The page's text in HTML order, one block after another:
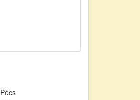
Pécs